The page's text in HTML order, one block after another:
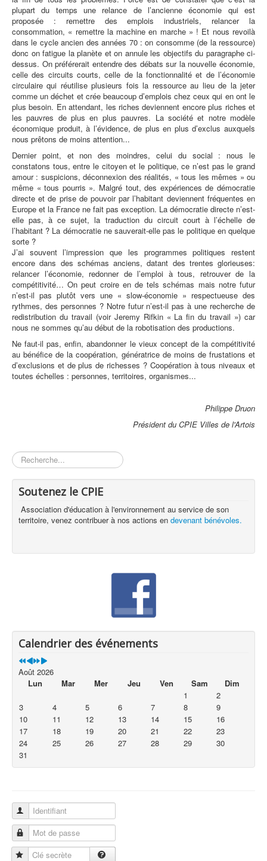
plupart du temps une relance de l’ancienne économie qui est
proposée : remettre des emplois industriels, relancer la
consommation, « remettre la machine en marche » ! Et nous revoilà
dans le cycle ancien des années 70 : on consomme (de la ressource)
donc on fatigue la planète et on annule les objectifs du paragraphe ci-
dessus. On préférerait entendre des débats sur la nouvelle économie,
celle des circuits courts, celle de la fonctionnalité et de l’économie
circulaire qui réutilise plusieurs fois la ressource au lieu de la jeter
comme un déchet et crée beaucoup d’emplois chez ceux qui en ont le
plus besoin. En attendant, les riches deviennent encore plus riches et
les pauvres de plus en plus pauvres. La société et notre modèle
économique produit, à l’évidence, de plus en plus d’exclus auxquels
nous prêtons de moins attention...
Dernier point, et non des moindres, celui du social : nous le
constatons tous, entre le citoyen et le politique, ce n’est pas le grand
amour : suspicions, déconnexion des réalités, « tous les mêmes » ou
même « tous pourris ». Malgré tout, des expériences de démocratie
directe et de prise de pouvoir par l’habitant deviennent fréquentes en
Europe et la France ne fait pas exception. La démocratie directe n’est-
elle pas, à ce sujet, la traduction du circuit court à l’échelle de
l’habitant ? La démocratie ne sauverait-elle pas le politique en quelque
sorte ?
J’ai souvent l’impression que les programmes politiques restent
encore dans des schémas anciens, datant des trentes glorieuses:
relancer l’économie, redonner de l’emploi à tous, retrouver de la
compétitivité… On peut croire en de tels schémas mais notre futur
n’est-il pas plutôt vers une « slow-économie » respectueuse des
rythmes, des personnes ? Notre futur n’est-il pas à une recherche de
redistribution du travail (voir Jeremy Rifkin « La fin du travail ») car
nous ne sommes qu’au début de la robotisation des productions.
Ne faut-il pas, enfin, abandonner le vieux concept de la compétitivité
au bénéfice de la coopération, génératrice de moins de frustations et
d’exclusions et de plus de richesses ? Coopération à tous niveaux et
toutes échelles : personnes, territoires, organismes...
Philippe Druon
Président du CPIE Villes de l'Artois
Rechercher
Soutenez le CPIE
Association d'éducation à l'environnement au service de son
territoire, venez contribuer à nos actions en devenant bénévoles.
Calendrier des événements
Août 2026
Lun
Mar Mer Jeu Ven Sam
Dim
1
2
3
4 5 6 7 8
9
10
11 12 13 14 15
16
17
18 19 20 21 22
23
24
25 26 27 28 29
30
31
Identifiant
Mot de passe
Clé secrète